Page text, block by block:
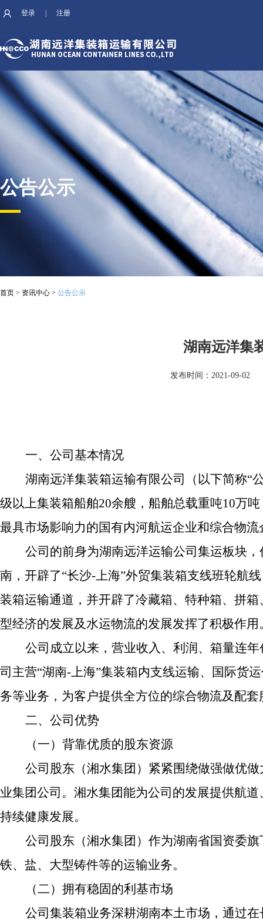
登录 注册
公告公示
首页 > 资讯中心 > 公告公示
湖南远洋集
发布时间：2021-09-02
一、公司基本情况
湖南远洋集装箱运输有限公司（以下简称“
级以上集装箱船舶20余艘，船舶总载重吨10万
最具市场影响力的国有内河航运企业和综合物流
公司的前身为湖南远洋运输公司集运板块
南，开辟了“长沙-上海”外贸集装箱支线班轮航
装箱运输通道，并开辟了冷藏箱、特种箱、拼
型经济的发展及水运物流的发展发挥了积极作用
公司成立以来，营业收入、利润、箱量连
司主营“湖南-上海”集装箱内支线运输、国际货
务等业务，为客户提供全方位的综合物流及配套
二、公司优势
（一）背靠优质的股东资源
公司股东（湘水集团）紧紧围绕做强做优
业集团公司。湘水集团能为公司的发展提供航
持续健康发展。
公司股东（湘水集团）作为湖南省国资委
铁、盐、大型铸件等的运输业务。
（二）拥有稳固的利基市场
公司集装箱业务深耕湖南本土市场，通过